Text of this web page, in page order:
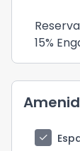
15%
check